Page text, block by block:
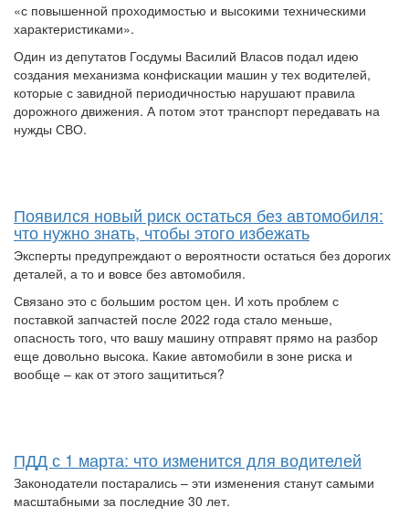
«с повышенной проходимостью и высокими техническими
характеристиками».
Один из депутатов Госдумы Василий Власов подал идею
создания механизма конфискации машин у тех водителей,
которые с завидной периодичностью нарушают правила
дорожного движения. А потом этот транспорт передавать на
нужды СВО.
Появился новый риск остаться без автомобиля:
что нужно знать, чтобы этого избежать
Эксперты предупреждают о вероятности остаться без дорогих
деталей, а то и вовсе без автомобиля.
Связано это с большим ростом цен. И хоть проблем с
поставкой запчастей после 2022 года стало меньше,
опасность того, что вашу машину отправят прямо на разбор
еще довольно высока. Какие автомобили в зоне риска и
вообще – как от этого защититься?
ПДД с 1 марта: что изменится для водителей
Законодатели постарались – эти изменения станут самыми
масштабными за последние 30 лет.